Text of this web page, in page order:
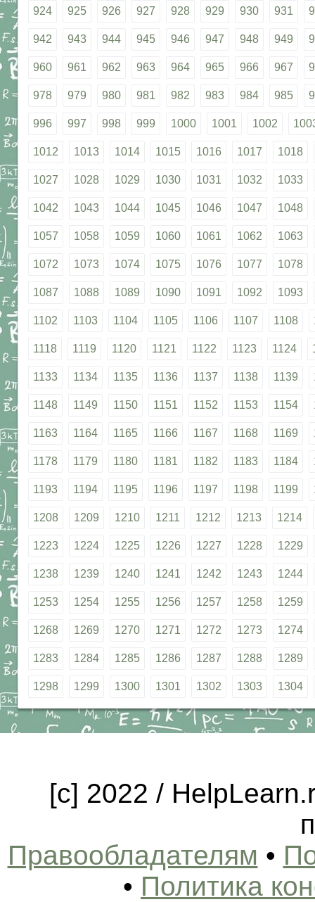
924 925 926 927 928 929 930 931
942 943 944 945 946 947 948 949
960 961 962 963 964 965 966 967
978 979 980 981 982 983 984 985
996 997 998 999 1000 1001 1002
1012 1013 1014 1015 1016 1017 1018
1027 1028 1029 1030 1031 1032 1033
1042 1043 1044 1045 1046 1047 1048
1057 1058 1059 1060 1061 1062 1063
1072 1073 1074 1075 1076 1077 1078
1087 1088 1089 1090 1091 1092 1093
1102 1103 1104 1105 1106 1107 1108
1118 1119 1120 1121 1122 1123 1124
1133 1134 1135 1136 1137 1138 1139
1148 1149 1150 1151 1152 1153 1154
1163 1164 1165 1166 1167 1168 1169
1178 1179 1180 1181 1182 1183 1184
1193 1194 1195 1196 1197 1198 1199
1208 1209 1210 1211 1212 1213 1214
1223 1224 1225 1226 1227 1228 1229
1238 1239 1240 1241 1242 1243 1244
1253 1254 1255 1256 1257 1258 1259
1268 1269 1270 1271 1272 1273 1274
1283 1284 1285 1286 1287 1288 1289
1298 1299 1300 1301 1302 1303 1304
[c] 2022 /
Правообладателям •
• Политика